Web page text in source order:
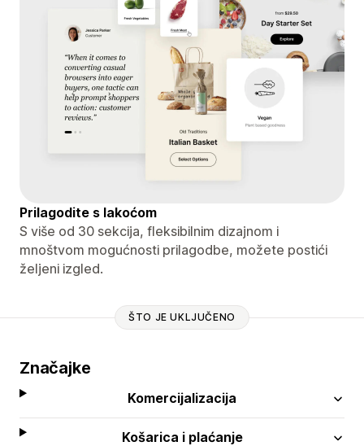
Prilagodite s lakoćom
S više od 30 sekcija, fleksibilnim dizajnom i
mnoštvom mogućnosti prilagodbe, možete postići
željeni izgled.
ŠTO JE UKLJUČENO
Značajke
Komercijalizacija
Košarica i plaćanje